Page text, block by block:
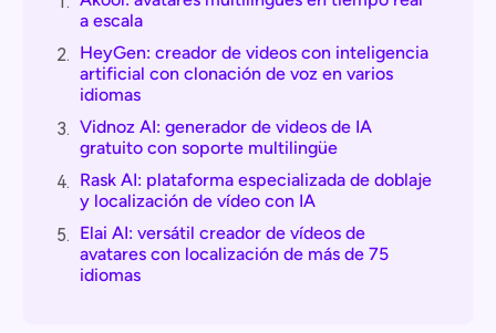
a escala
2. HeyGen: creador de videos con inteligencia
artificial con clonación de voz en varios
idiomas
3. Vidnoz AI: generador de videos de IA
gratuito con soporte multilingüe
4. Rask AI: plataforma especializada de doblaje
y localización de vídeo con IA
5. Elai AI: versátil creador de vídeos de
avatares con localización de más de 75
idiomas